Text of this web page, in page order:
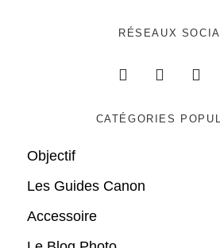
RÉSEAUX
CATÉGORIES
Objectif
Les Guides Canon
Accessoire